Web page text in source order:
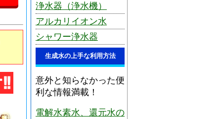
浄水器（浄水機）
アルカリイオン水
シャワー浄水器
生成水の上手な利用方法
意外と知らなかった便
利な情報満載！
電解水素水、還元水の